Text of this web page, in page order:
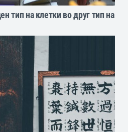
тип на клетки во друг тип на